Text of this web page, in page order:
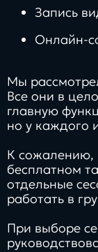
Запись
Онлайн-
Мы
Все они в
главную
но у каждого
К сожалению,
бесплатном
отдельные
работать в
При выборе